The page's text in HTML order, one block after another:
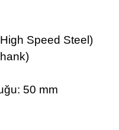
Speed Steel)
50 mm